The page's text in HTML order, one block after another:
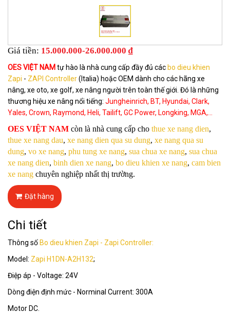
Giá tiền: 15.000.000-26.000.000 ₫
OES VIỆT NAM tự hào là nhà cung cấp đầy đủ các bo dieu khien
Zapi - ZAPI Controller(Italia) hoặc OEM dành cho các hãng xe
nâng, xe oto, xe golf, xe nâng người trên toàn thế giới. Đó là những
thương hiệu xe nâng nổi tiếng: Jungheinrich, BT, Hyundai, Clark,
Yales, Crown, Raymond, Heli, Tailift, GC Power, Longking, MGA,...
OES VIỆT NAM còn là nhà cung cấp cho thue xe nang dien,
thue xe nang dau, xe nang dien qua su dung, xe nang qua su
dung, vo xe nang, phu tung xe nang, sua chua xe nang, sua chua
xe nang dien, binh dien xe nang, bo dieu khien xe nang, cam bien
xe nang chuyên nghiệp nhất thị trường.
Đặt hàng
Chi tiết
Thông số Bo dieu khien Zapi - Zapi Controller:
Model: Zapi H1DN-A2H132;
Điệp áp - Voltage: 24V
Dòng điện định mức - Norminal Current: 300A
Motor DC.